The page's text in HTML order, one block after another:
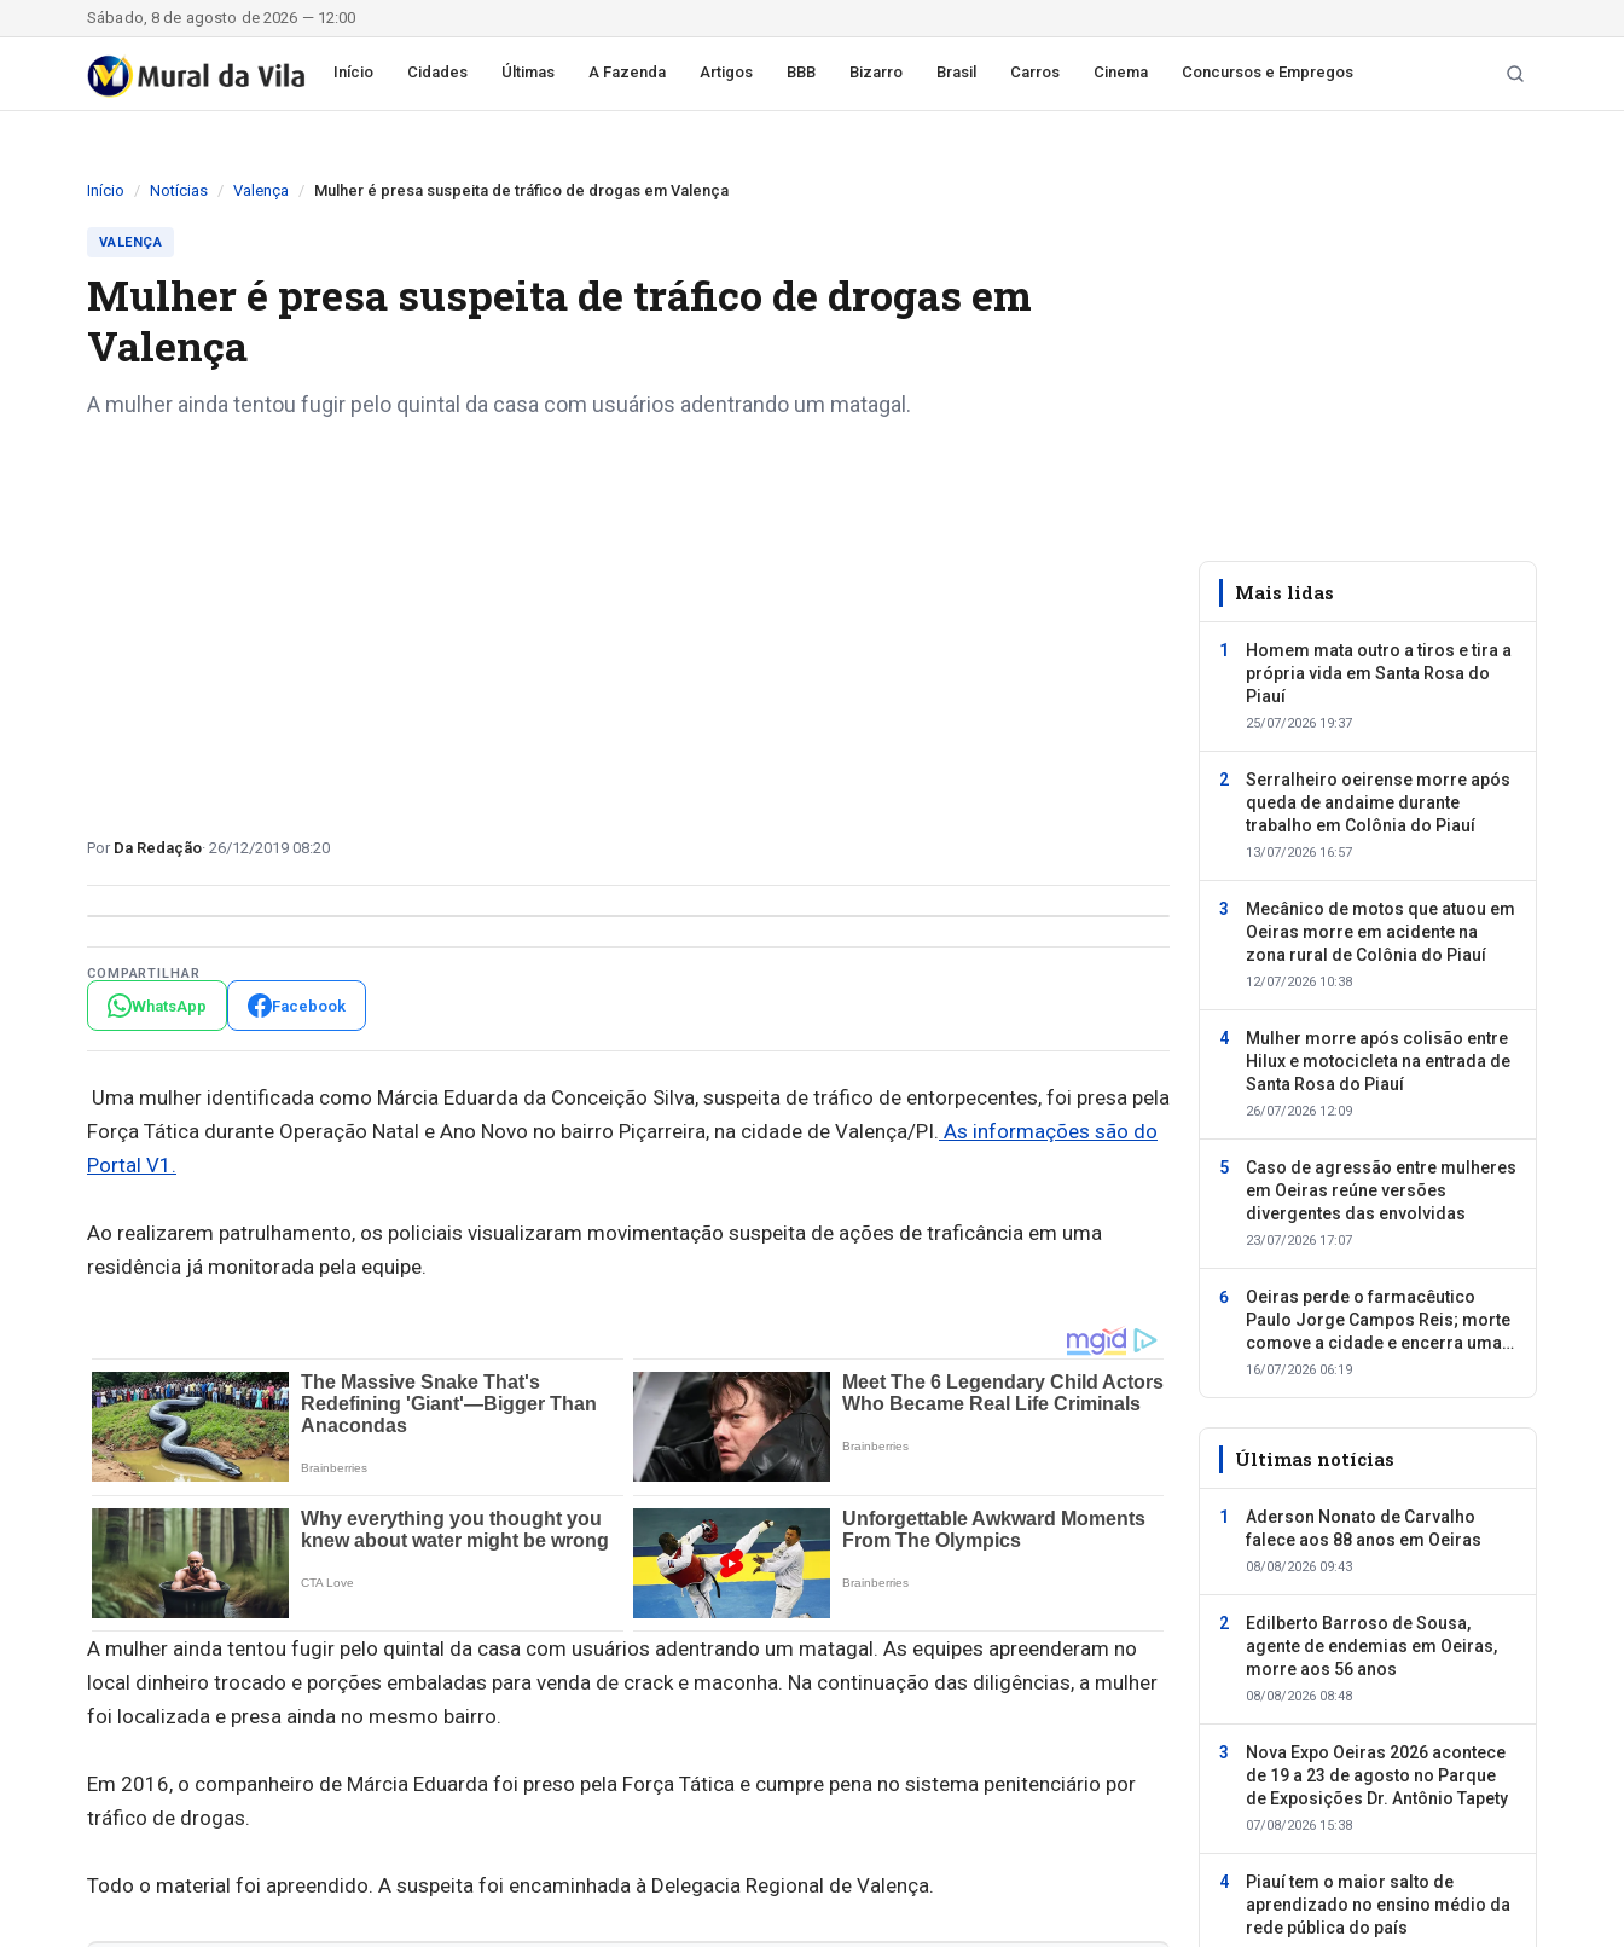
Sábado, 8 de agosto de 2026 — 12:00
Início Cidades Últimas A Fazenda Artigos BBB Bizarro Brasil Carros Cinema Concursos e Empregos
Início Notícias Valença Mulher é presa suspeita de tráfico de drogas em Valença
VALENÇA
Mulher é presa suspeita de tráfico de drogas em
Valença
A mulher ainda tentou fugir pelo quintal da casa com usuários adentrando um matagal.
Da Redação 26/12/2019 08:20
COMPARTILHAR
WhatsApp Facebook
Uma mulher identificada como Márcia Eduarda da Conceição Silva, suspeita de tráfico de entorpecentes, foi presa pela
Força Tática durante Operação Natal e Ano Novo no bairro Piçarreira, na cidade de Valença/PI. As informações são do
Portal V1.
Ao realizarem patrulhamento, os policiais visualizaram movimentação suspeita de ações de traficância em uma
residência já monitorada pela equipe.
A mulher ainda tentou fugir pelo quintal da casa com usuários adentrando um matagal. As equipes apreenderam no
local dinheiro trocado e porções embaladas para venda de crack e maconha. Na continuação das diligências, a mulher
foi localizada e presa ainda no mesmo bairro.
Em 2016, o companheiro de Márcia Eduarda foi preso pela Força Tática e cumpre pena no sistema penitenciário por
tráfico de drogas.
Todo o material foi apreendido. A suspeita foi encaminhada à Delegacia Regional de Valença.
Mais lidas
Homem mata outro a tiros e tira a
própria vida em Santa Rosa do
Piauí
25/07/2026 19:37
Serralheiro oeirense morre após
queda de andaime durante
trabalho em Colônia do Piauí
13/07/2026 16:57
Mecânico de motos que atuou em
Oeiras morre em acidente na
zona rural de Colônia do Piauí
12/07/2026 10:38
Mulher morre após colisão entre
Hilux e motocicleta na entrada de
Santa Rosa do Piauí
26/07/2026 12:09
Caso de agressão entre mulheres
em Oeiras reúne versões
divergentes das envolvidas
23/07/2026 17:07
Oeiras perde o farmacêutico
Paulo Jorge Campos Reis; morte
comove a cidade e encerra uma
trajetória dedicada ao cuidado
16/07/2026 06:19
Últimas notícias
Aderson Nonato de Carvalho
falece aos 88 anos em Oeiras
08/08/2026 09:43
Edilberto Barroso de Sousa,
agente de endemias em Oeiras,
morre aos 56 anos
08/08/2026 08:48
Nova Expo Oeiras 2026 acontece
de 19 a 23 de agosto no Parque
de Exposições Dr. Antônio Tapety
07/08/2026 15:38
Piauí tem o maior salto de
aprendizado no ensino médio da
rede pública do país